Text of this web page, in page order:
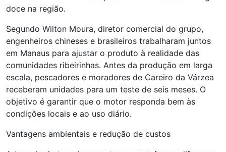
doce na região.
Segundo Wilton Moura, diretor comercial do grupo,
engenheiros chineses e brasileiros trabalharam juntos
em Manaus para ajustar o produto à realidade das
comunidades ribeirinhas. Antes da produção em larga
escala, pescadores e moradores de Careiro da Várzea
receberam unidades para um teste de seis meses. O
objetivo é garantir que o motor responda bem às
condições locais e ao uso diário.
Vantagens ambientais e redução de custos